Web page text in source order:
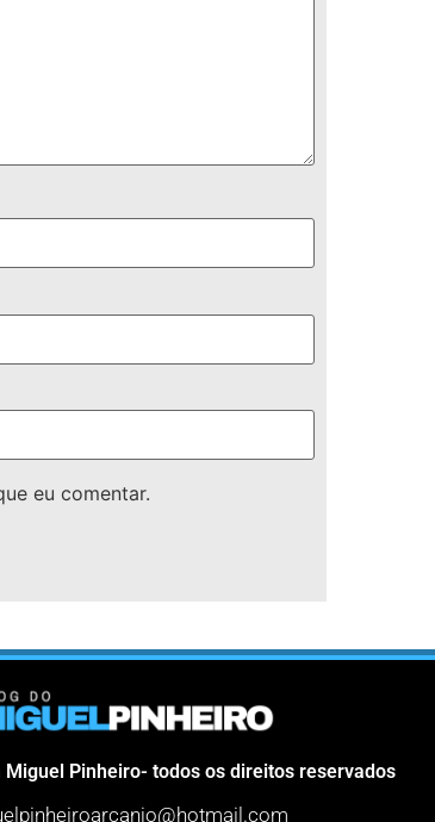
eu comentar.
Miguel Pinheiro- todos os direitos reservados